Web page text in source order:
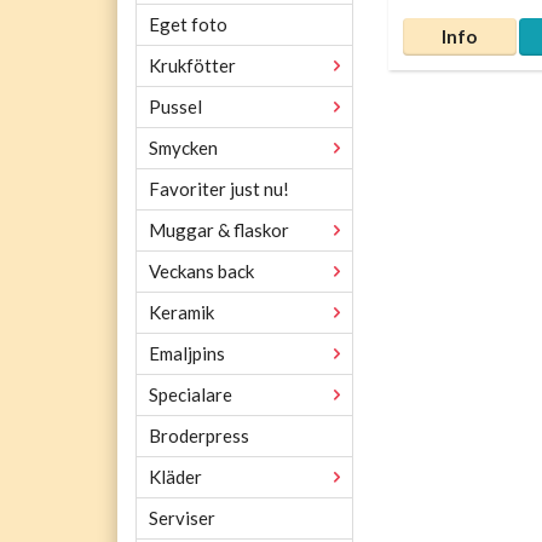
Eget foto
Krukfötter
Pussel
Smycken
Favoriter just nu!
Muggar & flaskor
Veckans back
Keramik
Emaljpins
Specialare
Broderpress
Kläder
Serviser
Info